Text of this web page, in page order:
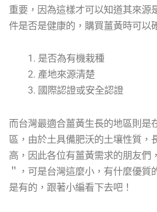
重要，因為這樣才可以知道其來源
件是否是健康的，購買薑黃時可以
是否為有機栽種
產地來源清楚
國際認證或安全認證
而台灣最適合薑黃生長的地區則是
區，由於土具備肥沃的土壤性質，
高，因此各位有薑黃需求的朋友們
＂，可是台灣這麼小，有什麼優質
是有的，跟著小編看下去吧！